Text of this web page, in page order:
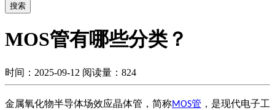
搜索
MOS管有哪些分类？
时间：2025-09-12 阅读量：824
金属氧化物半导体场效应晶体管，简称MOS管 ，是现代电子工